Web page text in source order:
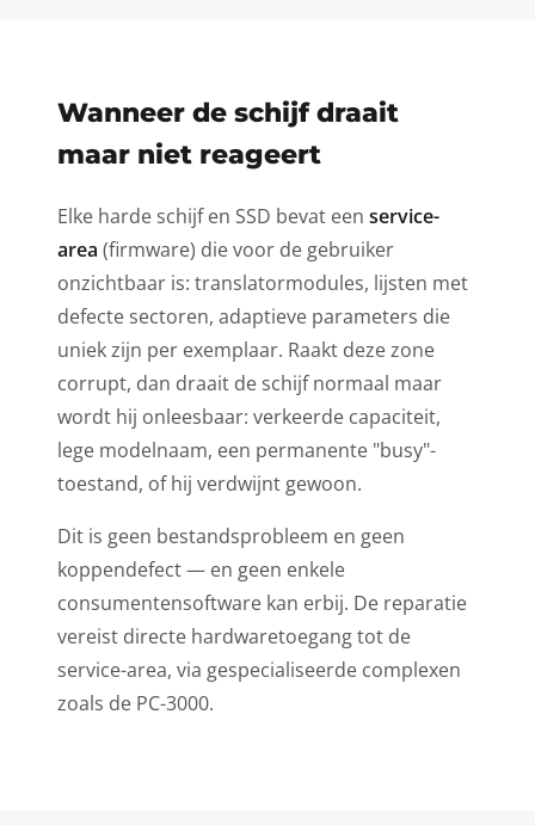
Wanneer de schijf draait
maar niet reageert
Elke harde schijf en SSD bevat een service-
area (firmware) die voor de gebruiker
onzichtbaar is: translatormodules, lijsten met
defecte sectoren, adaptieve parameters die
uniek zijn per exemplaar. Raakt deze zone
corrupt, dan draait de schijf normaal maar
wordt hij onleesbaar: verkeerde capaciteit,
lege modelnaam, een permanente "busy"-
toestand, of hij verdwijnt gewoon.
Dit is geen bestandsprobleem en geen
koppendefect — en geen enkele
consumentensoftware kan erbij. De reparatie
vereist directe hardwaretoegang tot de
service-area, via gespecialiseerde complexen
zoals de PC-3000.